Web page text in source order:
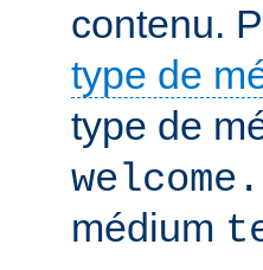
contenu.
type de
type de
médium